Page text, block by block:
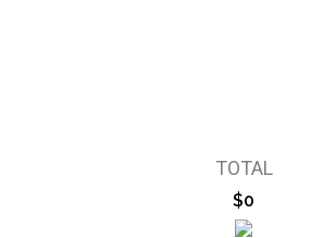
TOTAL
$0